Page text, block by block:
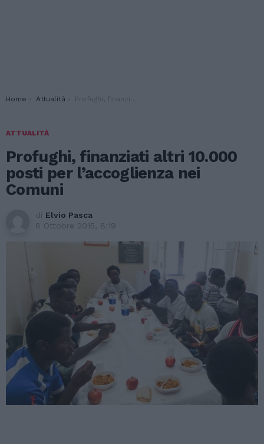
You are here:
Home Attualità Profughi, finanziati altri 10.000 posti per l’accoglienza nei Comuni
ATTUALITÀ
Profughi, finanziati altri 10.000
posti per l’accoglienza nei
Comuni
di Elvio Pasca
8 Ottobre 2015, 8:19